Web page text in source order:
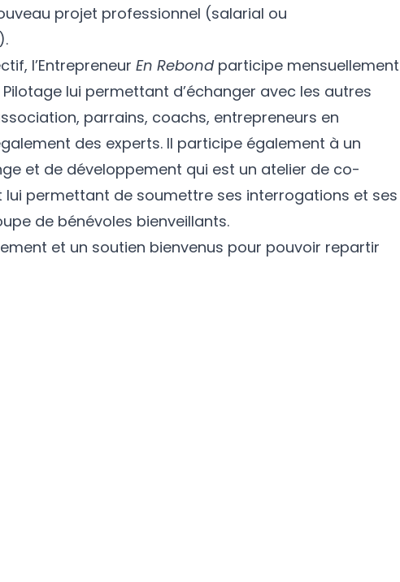
projet professionnel (salarial ou
l’Entrepreneur En Rebondparticipe mensuellement
lui permettant d’échanger avec les autres
parrains, coachs, entrepreneurs en
des experts. Il participe également à un
et de développement qui est un atelier de co-
lui permettant de soumettre ses interrogations et ses
de bénévoles bienveillants.
et un soutien bienvenus pour pouvoir repartir